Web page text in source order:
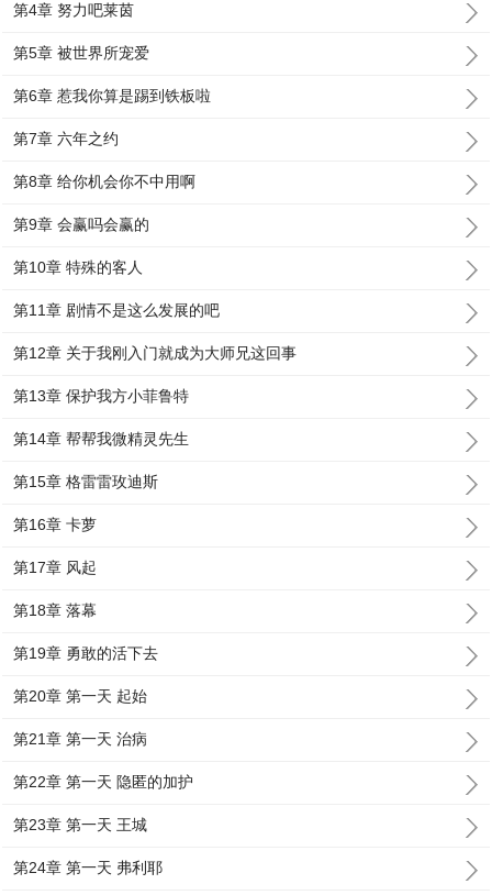
第4章 努力吧莱茵
第5章 被世界所宠爱
第6章 惹我你算是踢到铁板啦
第7章 六年之约
第8章 给你机会你不中用啊
第9章 会赢吗会赢的
第10章 特殊的客人
第11章 剧情不是这么发展的吧
第12章 关于我刚入门就成为大师兄这回事
第13章 保护我方小菲鲁特
第14章 帮帮我微精灵先生
第15章 格雷雷玫迪斯
第16章 卡萝
第17章 风起
第18章 落幕
第19章 勇敢的活下去
第20章 第一天 起始
第21章 第一天 治病
第22章 第一天 隐匿的加护
第23章 第一天 王城
第24章 第一天 弗利耶